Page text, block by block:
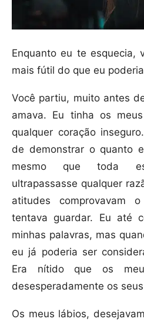
Enquanto eu te esquecia,
mais fútil do que eu
Você partiu, muito antes
amava. Eu tinha os
qualquer coração
de demonstrar o quanto
mesmo que toda
ultrapassasse qualquer
atitudes comprovavam
tentava guardar. Eu até
minhas palavras, mas
eu já poderia ser
Era nítido que os
desesperadamente os
Os meus lábios,